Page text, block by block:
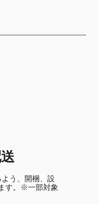
う、開梱、設
す。※一部対象